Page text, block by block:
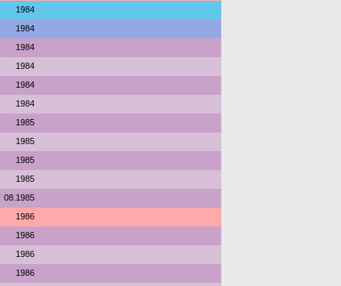
1984
1984
1984
1984
1984
1984
1985
1985
1985
1985
08.1985
1986
1986
1986
1986